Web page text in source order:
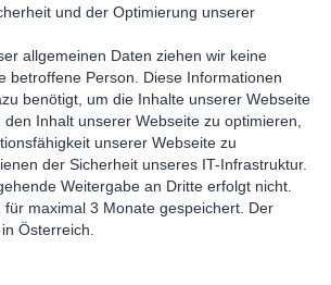
und der Optimierung unserer
allgemeinen Daten ziehen wir keine
betroffene Person. Diese Informationen
benötigt, um die Inhalte unserer Webseite
Inhalt unserer Webseite zu optimieren,
unserer Webseite zu
der Sicherheit unseres IT-Infrastruktur.
Weitergabe an Dritte erfolgt nicht.
für maximal 3 Monate gespeichert. Der
Österreich.